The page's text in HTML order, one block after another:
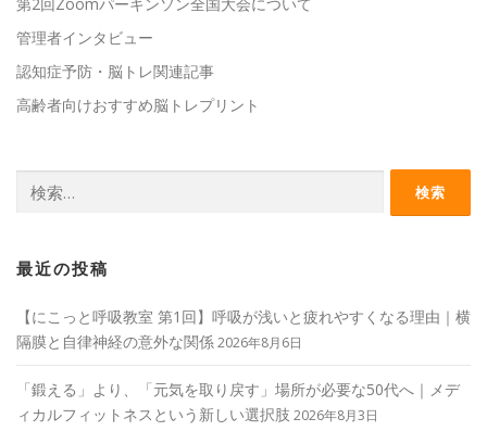
管理者インタビュー
認知症予防・脳トレ関連記事
高齢者向けおすすめ脳トレプリント
索:
最近の投稿
【にこっと呼吸教室 第1回】呼吸が浅いと疲れやすくなる理由｜横
隔膜と自律神経の意外な関係2026年8月6日
「鍛える」より、「元気を取り戻す」場所が必要な50代へ｜メデ
ィカルフィットネスという新しい選択肢 2026年8月3日